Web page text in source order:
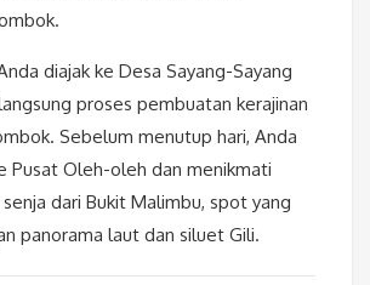
diajak ke Desa Sayang-Sayang
proses pembuatan kerajinan
Sebelum menutup hari, Anda
Pusat Oleh-oleh dan menikmati
dari Bukit Malimbu, spot yang
panorama laut dan siluet Gili.